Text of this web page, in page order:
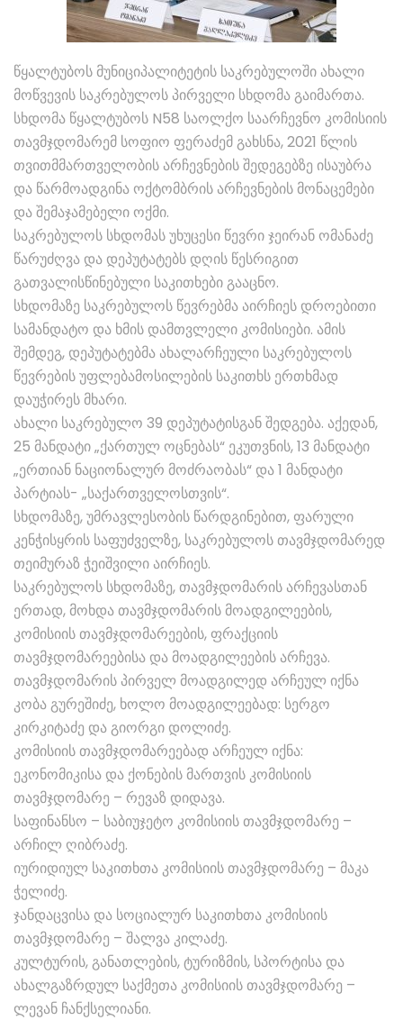
წყალტუბოს მუნიციპალიტეტის საკრებულოში ახალი
მოწვევის საკრებულოს პირველი სხდომა გაიმართა.
სხდომა წყალტუბოს N58 საოლქო საარჩევნო კომისიის
თავმჯდომარემ სოფიო ფერაძემ გახსნა, 2021 წლის
თვითმმართველობის არჩევნების შედეგებზე ისაუბრა
და წარმოადგინა ოქტომბრის არჩევნების მონაცემები
და შემაჯამებელი ოქმი.
საკრებულოს სხდომას უხუცესი წევრი ჯეირან ომანაძე
წარუძღვა და დეპუტატებს დღის წესრიგით
გათვალისწინებული საკითხები გააცნო.
სხდომაზე საკრებულოს წევრებმა აირჩიეს დროებითი
სამანდატო და ხმის დამთვლელი კომისიები. ამის
შემდეგ, დეპუტატებმა ახალარჩეული საკრებულოს
წევრების უფლებამოსილების საკითხს ერთხმად
დაუჭირეს მხარი.
ახალი საკრებულო 39 დეპუტატისგან შედგება. აქედან,
25 მანდატი „ქართულ ოცნებას“ ეკუთვნის, 13 მანდატი
„ერთიან ნაციონალურ მოძრაობას“ და 1 მანდატი
პარტიას- „საქართველოსთვის“.
სხდომაზე, უმრავლესობის წარდგინებით, ფარული
კენჭისყრის საფუძველზე, საკრებულოს თავმჯდომარედ
თეიმურაზ ჭეიშვილი აირჩიეს.
საკრებულოს სხდომაზე, თავმჯდომარის არჩევასთან
ერთად, მოხდა თავმჯდომარის მოადგილეების,
კომისიის თავმჯდომარეების, ფრაქციის
თავმჯდომარეებისა და მოადგილეების არჩევა.
თავმჯდომარის პირველ მოადგილედ არჩეულ იქნა
კობა გურეშიძე, ხოლო მოადგილეებად: სერგო
კირკიტაძე და გიორგი დოლიძე.
კომისიის თავმჯდომარეებად არჩეულ იქნა:
ეკონომიკისა და ქონების მართვის კომისიის
თავმჯდომარე – რევაზ დიდავა.
საფინანსო – საბიუჯეტო კომისიის თავმჯდომარე –
არჩილ ღიბრაძე.
იურიდიულ საკითხთა კომისიის თავმჯდომარე – მაკა
ჭელიძე.
ჯანდაცვისა და სოციალურ საკითხთა კომისიის
თავმჯდომარე – შალვა კილაძე.
კულტურის, განათლების, ტურიზმის, სპორტისა და
ახალგაზრდულ საქმეთა კომისიის თავმჯდომარე –
ლევან ჩანქსელიანი.